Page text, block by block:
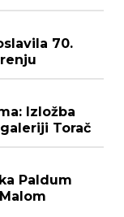
70.
Izložba
Torač
Paldum